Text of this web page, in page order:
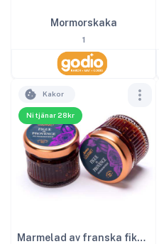
Mormorskaka
1
Ni tjänar 28kr
Kakor
Marmelad av franska fikon 28 g